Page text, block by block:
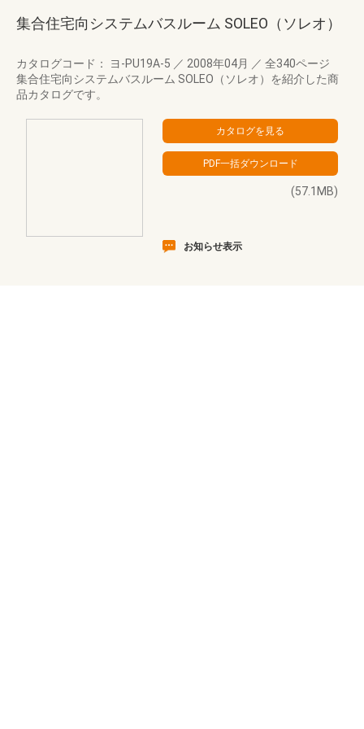
集合住宅向システムバスルーム SOLEO（ソレオ）
カタログコード： ヨ-PU19A-5 ／ 2008年04月 ／ 全340ページ
集合住宅向システムバスルーム SOLEO（ソレオ）を紹介した商
品カタログです。
(57.1MB)
お知らせ表示